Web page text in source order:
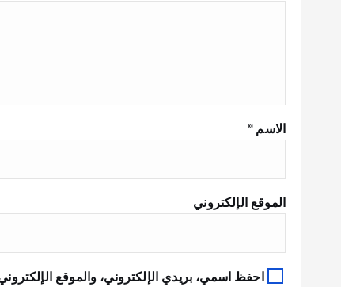
الاسم*
الموقع الإلكتروني
احفظ اسمي، بريدي الإلكتروني، والموقع